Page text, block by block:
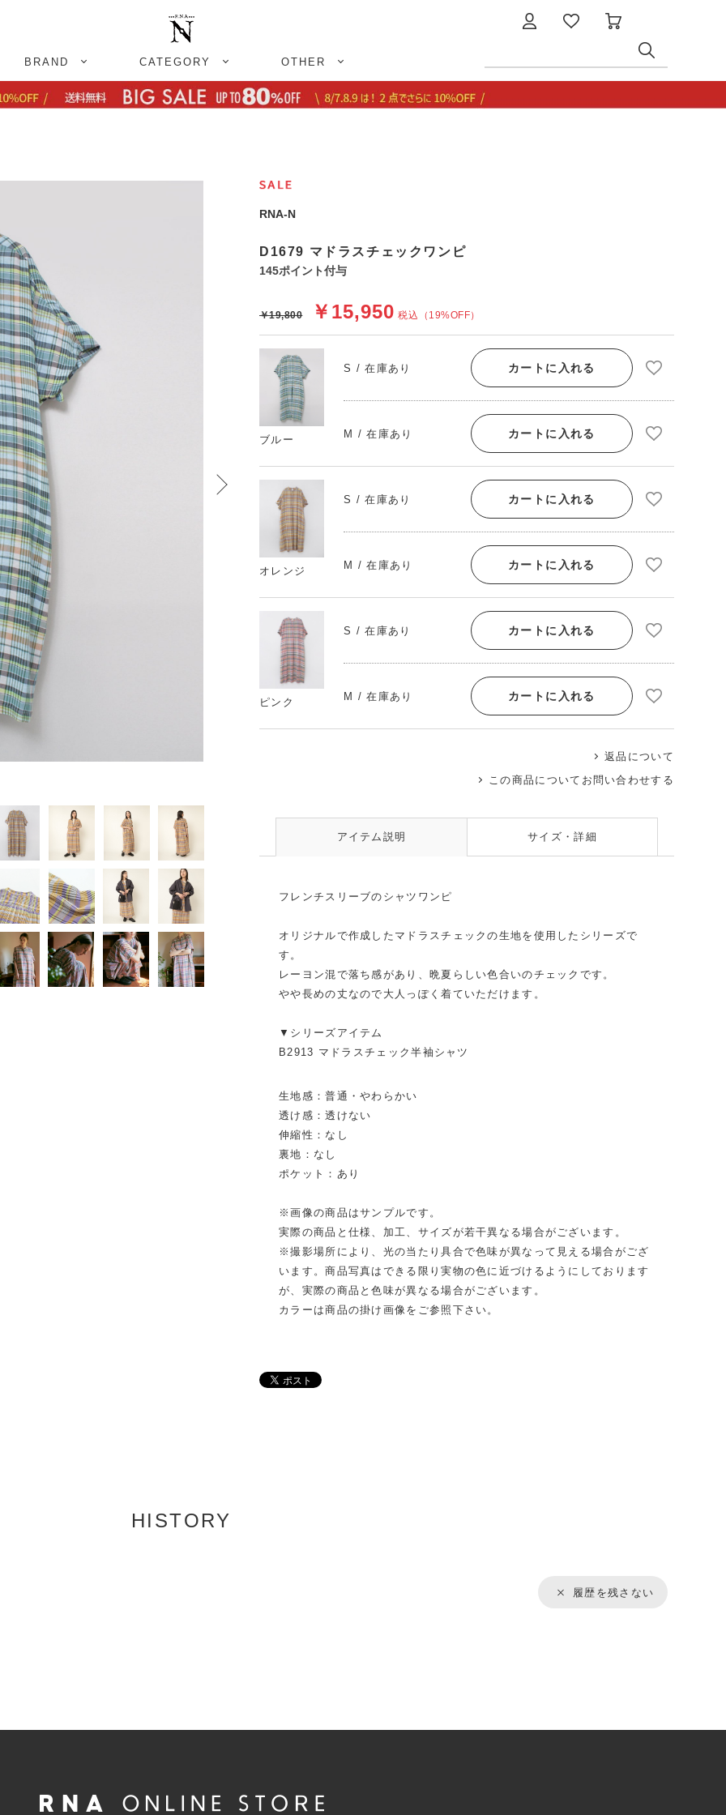
BRAND CATEGORY OTHER
RNA-N
D1679 マドラスチェックワンピ
145ポイント付与
（19%OFF）
￥15,950 税込
￥19,800
ブルー
S / 在庫あり カートに入れる
M / 在庫あり カートに入れる
オレンジ
S / 在庫あり カートに入れる
M / 在庫あり カートに入れる
ピンク
S / 在庫あり カートに入れる
M / 在庫あり カートに入れる
返品について
この商品についてお問い合わせする
アイテム説明 サイズ・詳細
フレンチスリーブのシャツワンピ
オリジナルで作成したマドラスチェックの生地を使用したシリーズで
す。
レーヨン混で落ち感があり、晩夏らしい色合いのチェックです。
やや長めの丈なので大人っぽく着ていただけます。
▼シリーズアイテム
B2913 マドラスチェック半袖シャツ
生地感：普通・やわらかい
透け感：透けない
伸縮性：なし
裏地：なし
ポケット：あり
※画像の商品はサンプルです。
実際の商品と仕様、加工、サイズが若干異なる場合がございます。
※撮影場所により、光の当たり具合で色味が異なって見える場合がござ
います。商品写真はできる限り実物の色に近づけるようにしております
が、実際の商品と色味が異なる場合がございます。
カラーは商品の掛け画像をご参照下さい。
HISTORY
履歴を残さない